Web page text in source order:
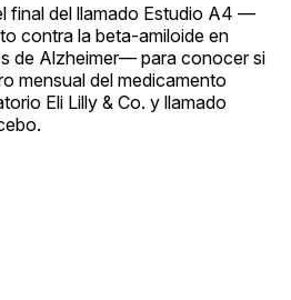
final del llamado Estudio A4 —
contra la beta-amiloide en
de Alzheimer— para conocer si
mensual del medicamento
Eli Lilly & Co. y llamado